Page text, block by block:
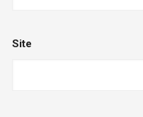
Site